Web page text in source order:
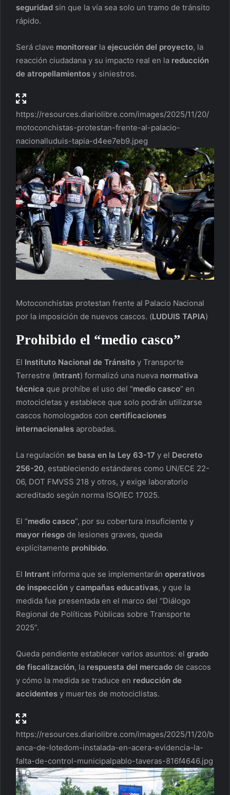
seguridad sin que la vía sea solo un tramo de tránsito
rápido.
Será clave monitorear la ejecución del proyecto, la
reacción ciudadana y su impacto real en la reducción
de atropellamientos y siniestros.
https://resources.diariolibre.com/images/2025/11/20/
motoconchistas-protestan-frente-al-palacio-
nacionalluduis-tapia-d4ee7eb9.jpeg
Motoconchistas protestan frente al Palacio Nacional
por la imposición de nuevos cascos. (LUDUIS TAPIA)
Prohibido el “medio casco”
El Instituto Nacional de Tránsito y Transporte
Terrestre (Intrant) formalizó una nueva normativa
técnica que prohíbe el uso del “medio casco” en
motocicletas y establece que solo podrán utilizarse
cascos homologados con certificaciones
internacionales aprobadas.
La regulación se basa en la Ley 63-17 y el Decreto
256-20, estableciendo estándares como UN/ECE 22-
06, DOT FMVSS 218 y otros, y exige laboratorio
acreditado según norma ISO/IEC 17025.
El “medio casco”, por su cobertura insuficiente y
mayor riesgo de lesiones graves, queda
explícitamente prohibido.
El Intrant informa que se implementarán operativos
de inspección y campañas educativas, y que la
medida fue presentada en el marco del “Diálogo
Regional de Políticas Públicas sobre Transporte
2025”.
Queda pendiente establecer varios asuntos: el grado
de fiscalización, la respuesta del mercado de cascos
y cómo la medida se traduce en reducción de
accidentes y muertes de motociclistas.
https://resources.diariolibre.com/images/2025/11/20/b
anca-de-lotedom-instalada-en-acera-evidencia-la-
falta-de-control-municipalpablo-taveras-816f4646.jpg